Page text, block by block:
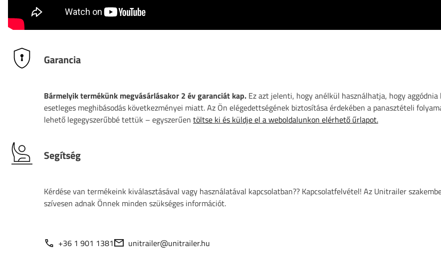
Garancia
Bármelyik termékünk megvásárlásakor 2 év garanciát kap. Ez azt jelenti, hogy anélkül használhatja, hogy aggódnia
esetleges meghibásodás következményei miatt. Az Ön elégedettségének biztosítása érdekében a panasztételi
lehető legegyszerűbbé tettük – egyszerűen töltse ki és küldje el a weboldalunkon elérhető űrlapot.
Segítség
Kérdése van termékeink kiválasztásával vagy használatával kapcsolatban?? Kapcsolatfelvétel! Az Unitrailer
szívesen adnak Önnek minden szükséges információt.
+36 1 901 1381 unitrailer@unitrailer.hu